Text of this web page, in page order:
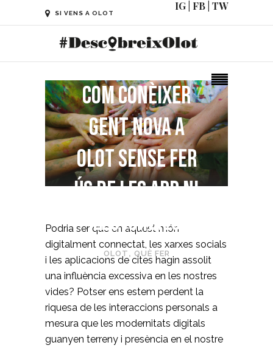
SI VENS A OLOT
IG FB TW
Com conèixer
gent nova a
Olot sense fer
ús de les app ni
les xarxes
OLOT , QUÈ FER
Podria ser que en aquest món
digitalment connectat, les xarxes socials
i les aplicacions de cites hagin assolit
una influència excessiva en les nostres
vides? Potser ens estem perdent la
riquesa de les interaccions personals a
mesura que les modernitats digitals
guanyen terreny i presència en el nostre